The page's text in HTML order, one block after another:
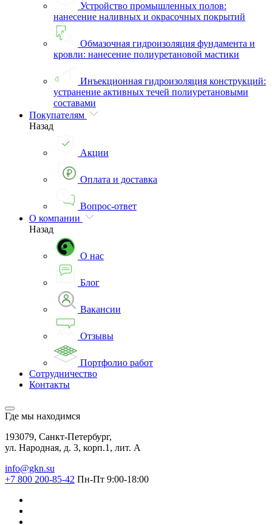
Устройство промышленных полов:
нанесение наливных и окрасочных покрытий
Обмазочная гидроизоляция фундамента и
кровли: нанесение полиуретановой мастики
Инъекционная гидроизоляция конструкций:
устранение активных течей полиуретановыми
составами
Покупателям
Назад
Акции
Оплата и доставка
Вопрос-ответ
О компании
Назад
О нас
Блог
Вакансии
Отзывы
Портфолио работ
Сотрудничество
Контакты
Где мы находимся
193079, Санкт-Петербург,
ул. Народная, д. 3, корп.1, лит. А
info@gkn.su
+7 800 200-85-42 Пн-Пт 9:00-18:00